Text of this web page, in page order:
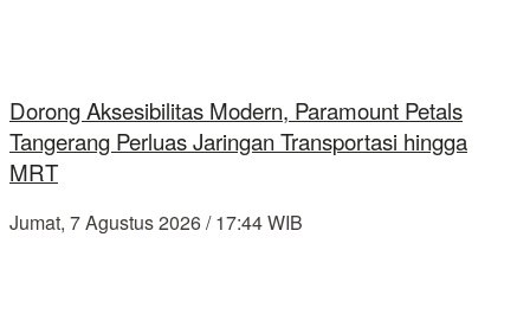
Dorong Aksesibilitas Modern, Paramount Petals
Tangerang Perluas Jaringan Transportasi hingga
MRT
Jumat, 7 Agustus 2026 / 17:44 WIB